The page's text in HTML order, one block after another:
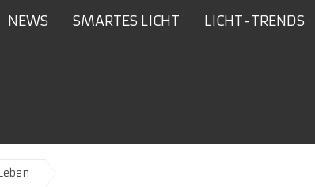
NEWS SMARTES LICHT LICHT-TRENDS